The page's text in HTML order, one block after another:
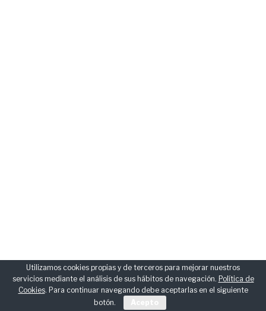
Utilizamos cookies propias y de terceros para mejorar nuestros
servicios mediante el análisis de sus hábitos de navegación. Política de
Cookies. Para continuar navegando debe aceptarlas en el siguiente
botón.